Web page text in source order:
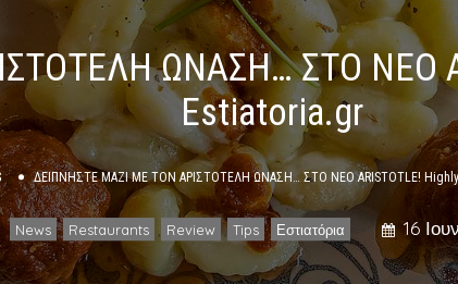
ΩΝΑΣΗ… ΣΤΟ ΝΕΟ
Estiatoria.gr
ΔΕΙΠΝΗΣΤΕ ΜΑΖΙ ΜΕ ΤΟΝ ΑΡΙΣΤΟΤΕΛΗ ΩΝΑΣΗ… ΣΤΟ ΝΕΟ ARISTOTLE! Highly
News , Restaurants , Review , Tips , Εστιατόρια 16